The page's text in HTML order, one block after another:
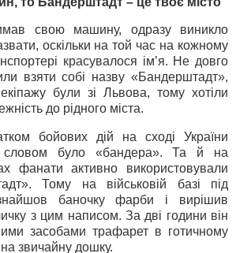
свою машину, одразу виникло
оскільки на той час на кожному
красувалося ім’я. Не довго
взяти собі назву «Бандерштадт»,
були зі Львова, тому хотіли
до рідного міста.
бойових дій на сході України
словом було «бандера». Та й на
фанати активно використовували
Тому на військовій базі під
баночку фарби і вирішив
з цим написом. За дві години він
засобами трафарет в готичному
на звичайну дошку.